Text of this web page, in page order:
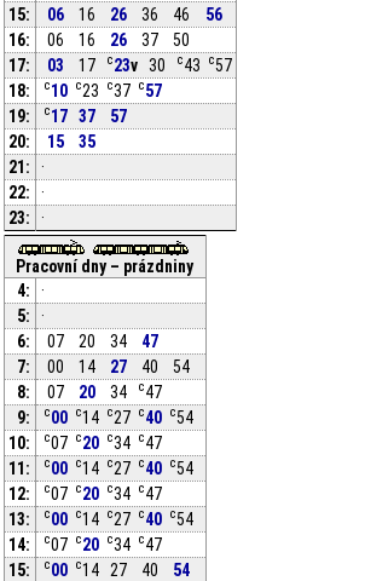
15:
06 16 26 36 46
56
16:
06 16 26 37
50
17:
03 17 c23v 30 c43 c57
18:
c10 c23 c37 c57
19:
c17 37
57
20:
15
35
21:
·
22:
·
23:
·
Pracovní dny – prázdniny
4:
·
5:
·
6:
07 20 34
47
7:
00 14 27 40
54
8:
07 20 34 c47
9:
c00 c14 c27 c40 c54
10:
c07 c20 c34 c47
11:
c00 c14 c27 c40 c54
12:
c07 c20 c34 c47
13:
c00 c14 c27 c40 c54
14:
c07 c20 c34 c47
15:
c00 c14 27 40
54